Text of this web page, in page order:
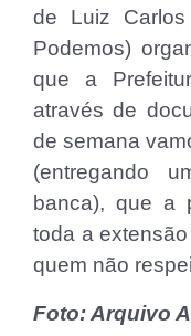
de Luiz
Podemos)
que a
através de
de semana
(entregando
banca), que a
toda a
quem não
Foto: Arquivo